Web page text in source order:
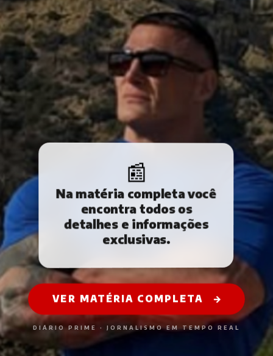
📰
Na matéria completa você
encontra todos os
detalhes e informações
exclusivas.
VER MATÉRIA COMPLETA →
DIÁRIO PRIME · JORNALISMO EM TEMPO REAL